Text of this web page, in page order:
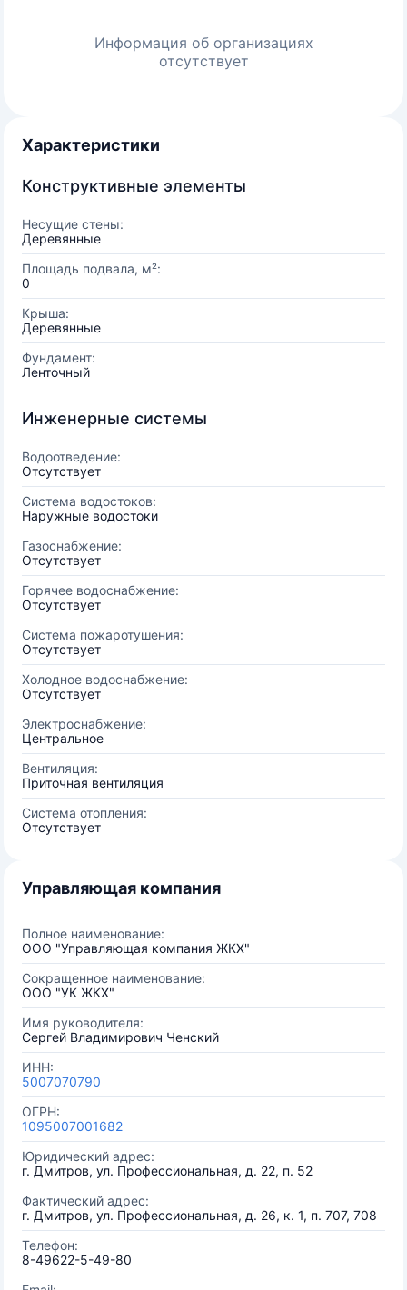
Информация об организациях
отсутствует
Характеристики
Конструктивные элементы
Несущие стены:
Деревянные
Площадь подвала, м²:
0
Крыша:
Деревянные
Фундамент:
Ленточный
Инженерные системы
Водоотведение:
Отсутствует
Система водостоков:
Наружные водостоки
Газоснабжение:
Отсутствует
Горячее водоснабжение:
Отсутствует
Система пожаротушения:
Отсутствует
Холодное водоснабжение:
Отсутствует
Электроснабжение:
Центральное
Вентиляция:
Приточная вентиляция
Система отопления:
Отсутствует
Управляющая компания
Полное наименование:
ООО "Управляющая компания ЖКХ"
Сокращенное наименование:
ООО "УК ЖКХ"
Имя руководителя:
Сергей Владимирович Ченский
ИНН:
5007070790
ОГРН:
1095007001682
Юридический адрес:
г. Дмитров, ул. Профессиональная, д. 22, п. 52
Фактический адрес:
г. Дмитров, ул. Профессиональная, д. 26, к. 1, п. 707, 708
Телефон:
8-49622-5-49-80